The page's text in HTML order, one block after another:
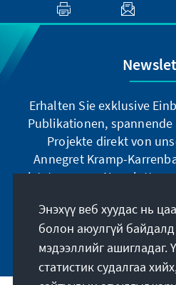
Erhalten Sie exklusive
Publikationen,
Projekte direkt von
Annegret Kramp-
jetzt unseren Newsletter
Jetzt
Энэхүү веб хуудас нь
болон аюулгүй
мэдээллийг ашигладаг.
статистик судалгаа